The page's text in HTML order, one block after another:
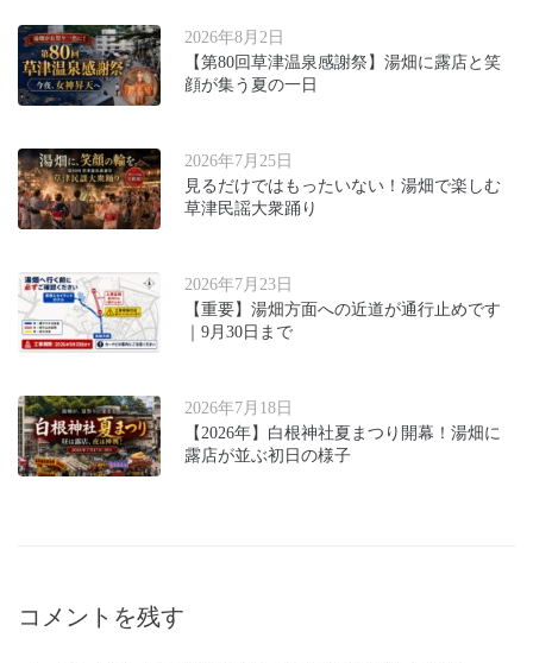
2026年8月2日
【第80回草津温泉感謝祭】湯畑に露店と笑
顔が集う夏の一日
2026年7月25日
見るだけではもったいない！湯畑で楽しむ
草津民謡大衆踊り
2026年7月23日
【重要】湯畑方面への近道が通行止めです
｜9月30日まで
2026年7月18日
【2026年】白根神社夏まつり開幕！湯畑に
露店が並ぶ初日の様子
コメントを残す